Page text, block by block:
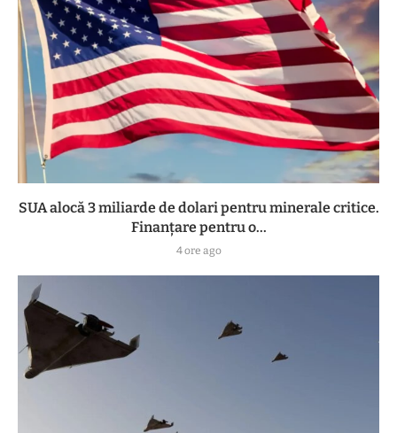
SUA alocă 3 miliarde de dolari pentru minerale critice.
Finanțare pentru o...
4 ore ago